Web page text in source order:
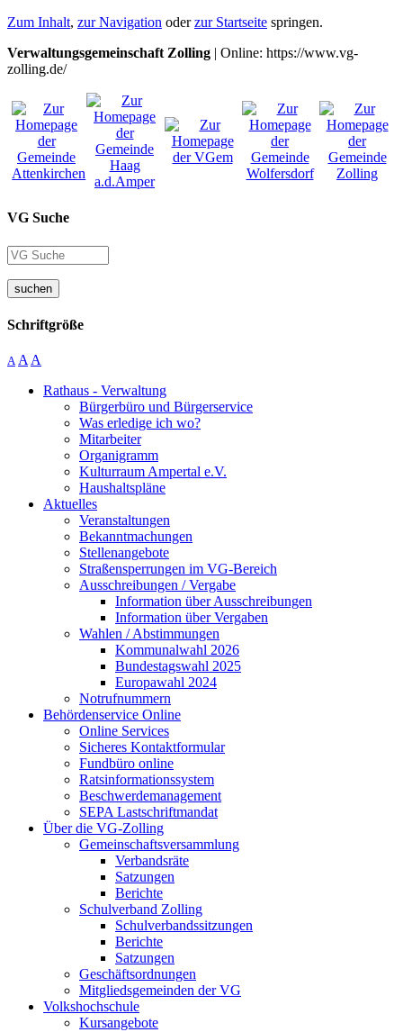
Zum Inhalt, zur Navigation oderzur Startseite springen.
Verwaltungsgemeinschaft Zolling | Online: https://www.vg-
zolling.de/
VG Suche
suchen
Schriftgröße
A A A
Rathaus - Verwaltung
Bürgerbüro und Bürgerservice
Was erledige ich wo?
Mitarbeiter
Organigramm
Kulturraum Ampertal e.V.
Haushaltspläne
Aktuelles
Veranstaltungen
Bekanntmachungen
Stellenangebote
Straßensperrungen im VG-Bereich
Ausschreibungen / Vergabe
Information über Ausschreibungen
Information über Vergaben
Wahlen / Abstimmungen
Kommunalwahl 2026
Bundestagswahl 2025
Europawahl 2024
Notrufnummern
Behördenservice Online
Online Services
Sicheres Kontaktformular
Fundbüro online
Ratsinformationssystem
Beschwerdemanagement
SEPA Lastschriftmandat
Über die VG-Zolling
Gemeinschaftsversammlung
Verbandsräte
Satzungen
Berichte
Schulverband Zolling
Schulverbandssitzungen
Berichte
Satzungen
Geschäftsordnungen
Mitgliedsgemeinden der VG
Volkshochschule
Kursangebote